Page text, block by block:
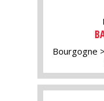
Bourgogne